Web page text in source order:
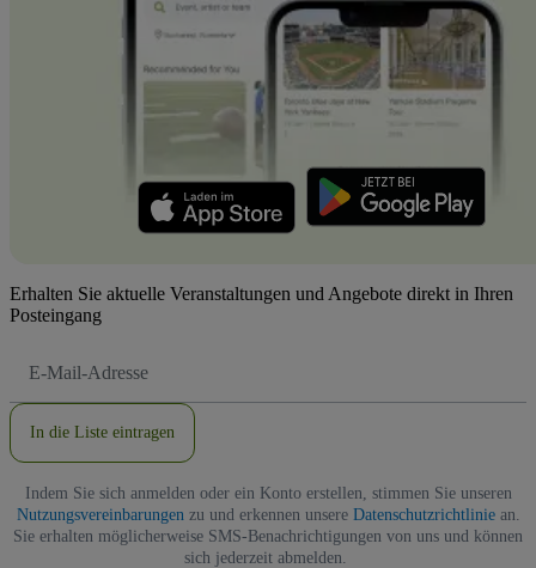
Erhalten Sie aktuelle Veranstaltungen und Angebote direkt in Ihren
Posteingang
Mail-
In die Liste eintragen
Indem Sie sich anmelden oder ein Konto erstellen, stimmen Sie unseren
Nutzungsvereinbarungen zu und erkennen unsere Datenschutzrichtliniean.
Sie erhalten möglicherweise SMS-Benachrichtigungen von uns und können
sich jederzeit abmelden.